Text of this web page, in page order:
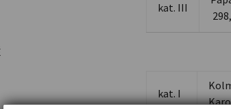
kat. III
kat. I